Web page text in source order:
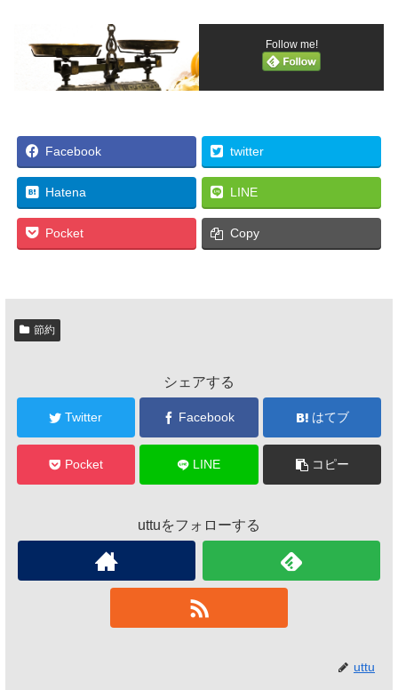
Follow me!
Facebook twitter
Hatena LINE
Pocket Copy
節約
シェアする
Twitter Facebook はてブ
Pocket LINE コピー
uttuをフォローする
uttu